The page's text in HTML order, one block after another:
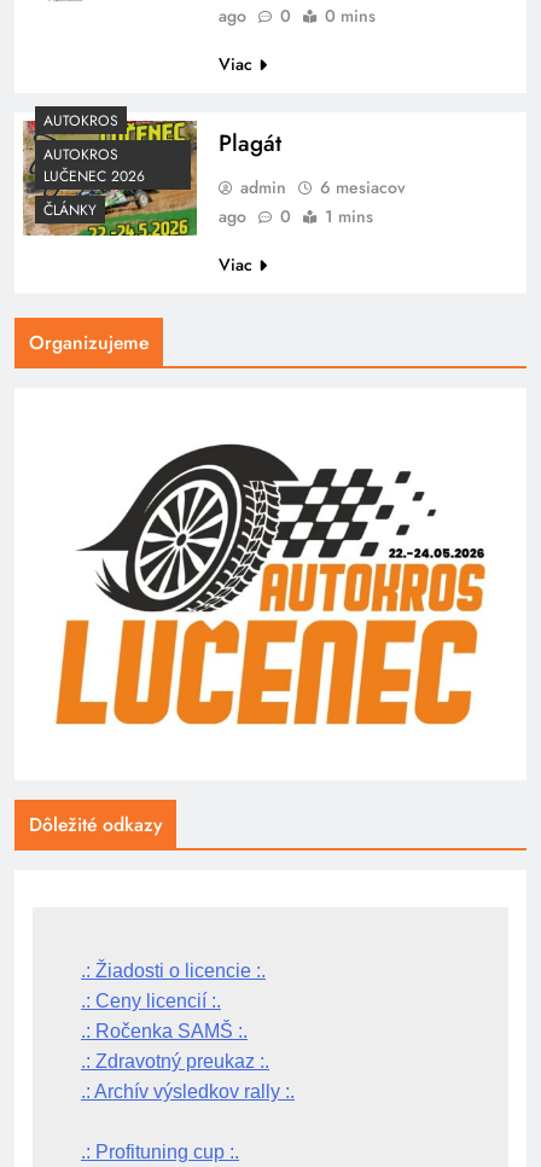
ago
0
0 mins
Viac
AUTOKROS
AUTOKROS
LUČENEC 2026
ČLÁNKY
Plagát
admin
6 mesiacov
ago
0
1 mins
Viac
Organizujeme
Dôležité odkazy
.: Žiadosti o licencie :.
.: Ceny licencií :.
.: Ročenka SAMŠ :.
.: Zdravotný preukaz :.
.: Archív výsledkov rally :.
.: Profituning cup :.